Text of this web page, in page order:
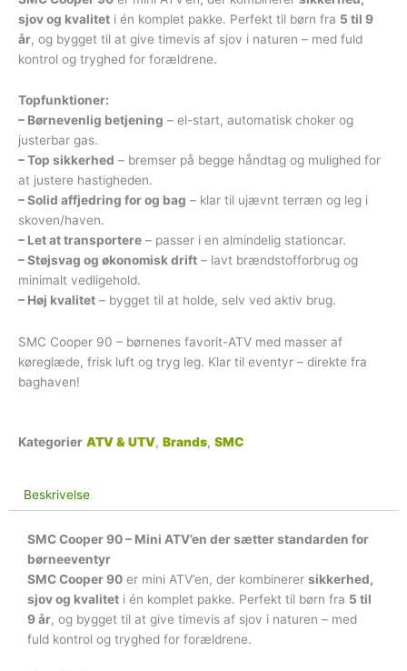
sjov og kvalitet i én komplet pakke. Perfekt til børn fra 5 til 9
år, og bygget til at give timevis af sjov i naturen – med fuld
kontrol og tryghed for forældrene.
Topfunktioner:
– Børnevenlig betjening – el-start, automatisk choker og
justerbar gas.
– Top sikkerhed – bremser på begge håndtag og mulighed for
at justere hastigheden.
– Solid affjedring for og bag – klar til ujævnt terræn og leg i
skoven/haven.
– Let at transportere – passer i en almindelig stationcar.
– Støjsvag og økonomisk drift – lavt brændstofforbrug og
minimalt vedligehold.
– Høj kvalitet – bygget til at holde, selv ved aktiv brug.
SMC Cooper 90 – børnenes favorit-ATV med masser af
køreglæde, frisk luft og tryg leg. Klar til eventyr – direkte fra
baghaven!
Kategorier ATV & UTV, Brands, SMC
Beskrivelse
SMC Cooper 90 – Mini ATV’en der sætter standarden for
børneeventyr
SMC Cooper 90 er mini ATV’en, der kombinerer sikkerhed,
sjov og kvalitet i én komplet pakke. Perfekt til børn fra 5 til
9 år, og bygget til at give timevis af sjov i naturen – med
fuld kontrol og tryghed for forældrene.